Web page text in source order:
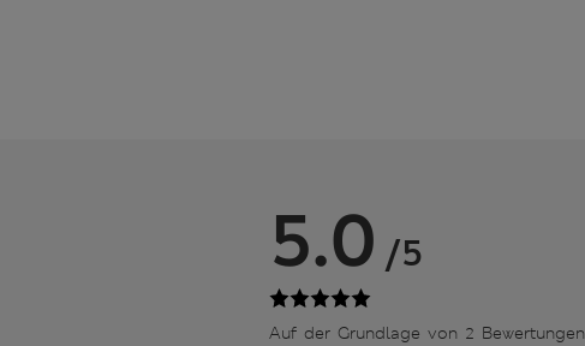
5.0 /5
Auf der Grundlage von 2 Bewertungen